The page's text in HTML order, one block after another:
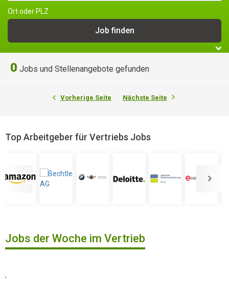
Ort oder PLZ
0 Jobs und Stellenangebote gefunden
Vorherige Seite Nächste Seite
Top Arbeitgeber für Vertriebs Jobs
Jobs der Woche im Vertrieb
,